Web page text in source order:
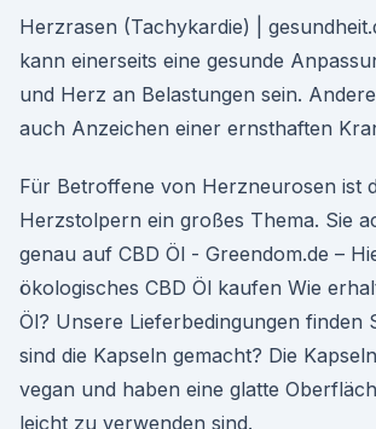
Herzrasen (Tachykardie) |
kann einerseits eine gesunde
und Herz an Belastungen sein.
auch Anzeichen einer ernsthaften
Für Betroffene von Herzneurosen ist
Herzstolpern ein großes Thema. Sie
genau auf CBD Öl - Greendom.de –
ökologisches CBD Öl kaufen Wie
Öl? Unsere Lieferbedingungen finden
sind die Kapseln gemacht? Die
vegan und haben eine glatte
leicht zu verwenden sind.